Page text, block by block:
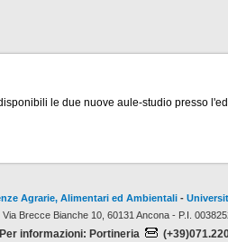
le due nuove aule-studio presso
Agrarie, Alimentari ed Ambientali -
Via Brecce Bianche 10, 60131 Ancona - P.I.
Per informazioni: Portineria